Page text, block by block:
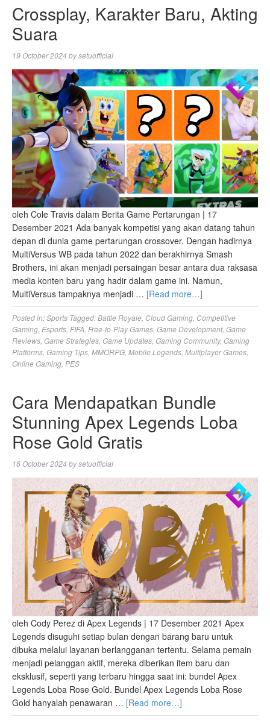
Crossplay, Karakter Baru, Akting
Suara
19 October 2024 bysetuofficial
oleh Cole Travis dalam Berita Game Pertarungan | 17
Desember 2021 Ada banyak kompetisi yang akan datang tahun
depan di dunia game pertarungan crossover. Dengan hadirnya
MultiVersus WB pada tahun 2022 dan berakhirnya Smash
Brothers, ini akan menjadi persaingan besar antara dua raksasa
media konten baru yang hadir dalam game ini. Namun,
MultiVersus tampaknya menjadi … [Read more…]
Posted in:Sports Tagged:Battle Royale, Cloud Gaming, Competitive
Gaming, Esports, FIFA, Free-to-Play Games, Game Development, Game
Reviews, Game Strategies, Game Updates, Gaming Community, Gaming
Platforms, Gaming Tips, MMORPG, Mobile Legends, Multiplayer Games,
Online Gaming, PES
Cara Mendapatkan Bundle
Stunning Apex Legends Loba
Rose Gold Gratis
16 October 2024 bysetuofficial
oleh Cody Perez di Apex Legends | 17 Desember 2021 Apex
Legends disuguhi setiap bulan dengan barang baru untuk
dibuka melalui layanan berlangganan tertentu. Selama pemain
menjadi pelanggan aktif, mereka diberikan item baru dan
eksklusif, seperti yang terbaru hingga saat ini: bundel Apex
Legends Loba Rose Gold. Bundel Apex Legends Loba Rose
Gold hanyalah penawaran … [Read more…]